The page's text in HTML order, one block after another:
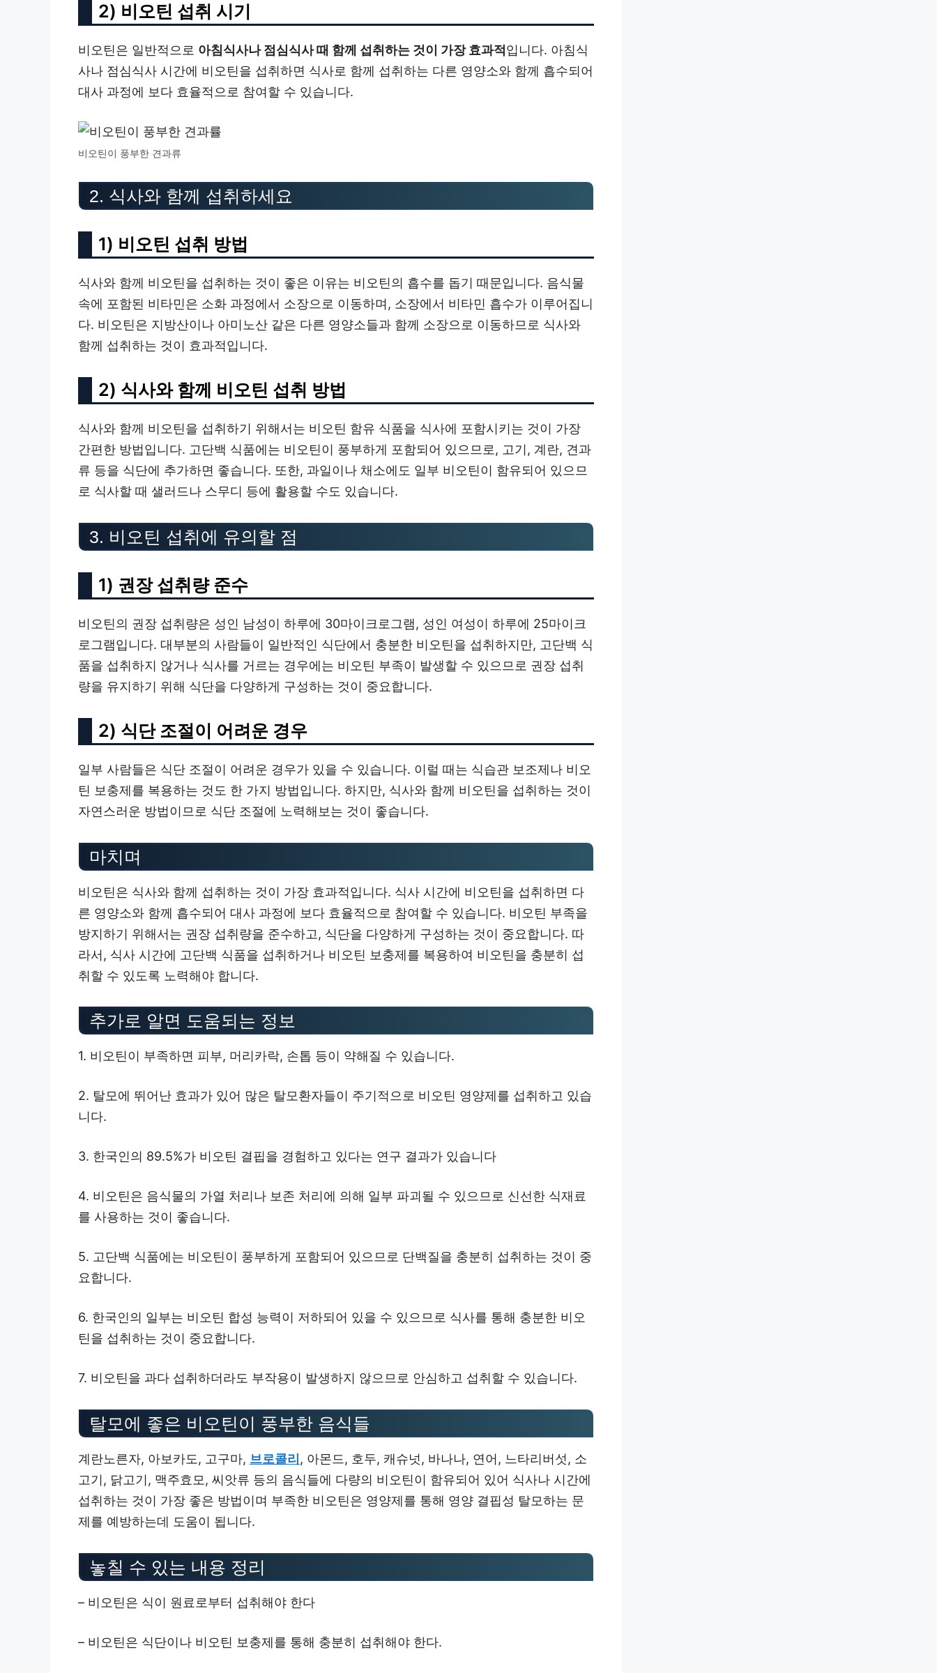
2) 비오틴 섭취 시기
비오틴은 일반적으로 아침식사나 점심식사 때 함께 섭취하는 것이 가장 효과적 입니다. 아침식
사나 점심식사 시간에 비오틴을 섭취하면 식사로 함께 섭취하는 다른 영양소와 함께 흡수되어
대사 과정에 보다 효율적으로 참여할 수 있습니다.
비오틴이 풍부한 견과류
2. 식사와 함께 섭취하세요
1) 비오틴 섭취 방법
식사와 함께 비오틴을 섭취하는 것이 좋은 이유는 비오틴의 흡수를 돕기 때문입니다. 음식물
속에 포함된 비타민은 소화 과정에서 소장으로 이동하며, 소장에서 비타민 흡수가 이루어집니
다. 비오틴은 지방산이나 아미노산 같은 다른 영양소들과 함께 소장으로 이동하므로 식사와
함께 섭취하는 것이 효과적입니다.
2) 식사와 함께 비오틴 섭취 방법
식사와 함께 비오틴을 섭취하기 위해서는 비오틴 함유 식품을 식사에 포함시키는 것이 가장
간편한 방법입니다. 고단백 식품에는 비오틴이 풍부하게 포함되어 있으므로, 고기, 계란, 견과
류 등을 식단에 추가하면 좋습니다. 또한, 과일이나 채소에도 일부 비오틴이 함유되어 있으므
로 식사할 때 샐러드나 스무디 등에 활용할 수도 있습니다.
3. 비오틴 섭취에 유의할 점
1) 권장 섭취량 준수
비오틴의 권장 섭취량은 성인 남성이 하루에 30마이크로그램, 성인 여성이 하루에 25마이크
로그램입니다. 대부분의 사람들이 일반적인 식단에서 충분한 비오틴을 섭취하지만, 고단백 식
품을 섭취하지 않거나 식사를 거르는 경우에는 비오틴 부족이 발생할 수 있으므로 권장 섭취
량을 유지하기 위해 식단을 다양하게 구성하는 것이 중요합니다.
2) 식단 조절이 어려운 경우
일부 사람들은 식단 조절이 어려운 경우가 있을 수 있습니다. 이럴 때는 식습관 보조제나 비오
틴 보충제를 복용하는 것도 한 가지 방법입니다. 하지만, 식사와 함께 비오틴을 섭취하는 것이
자연스러운 방법이므로 식단 조절에 노력해보는 것이 좋습니다.
마치며
비오틴은 식사와 함께 섭취하는 것이 가장 효과적입니다. 식사 시간에 비오틴을 섭취하면 다
른 영양소와 함께 흡수되어 대사 과정에 보다 효율적으로 참여할 수 있습니다. 비오틴 부족을
방지하기 위해서는 권장 섭취량을 준수하고, 식단을 다양하게 구성하는 것이 중요합니다. 따
라서, 식사 시간에 고단백 식품을 섭취하거나 비오틴 보충제를 복용하여 비오틴을 충분히 섭
취할 수 있도록 노력해야 합니다.
추가로 알면 도움되는 정보
1. 비오틴이 부족하면 피부, 머리카락, 손톱 등이 약해질 수 있습니다.
2. 탈모에 뛰어난 효과가 있어 많은 탈모환자들이 주기적으로 비오틴 영양제를 섭취하고 있습
니다.
3. 한국인의 89.5%가 비오틴 결핍을 경험하고 있다는 연구 결과가 있습니다
4. 비오틴은 음식물의 가열 처리나 보존 처리에 의해 일부 파괴될 수 있으므로 신선한 식재료
를 사용하는 것이 좋습니다.
5. 고단백 식품에는 비오틴이 풍부하게 포함되어 있으므로 단백질을 충분히 섭취하는 것이 중
요합니다.
6. 한국인의 일부는 비오틴 합성 능력이 저하되어 있을 수 있으므로 식사를 통해 충분한 비오
틴을 섭취하는 것이 중요합니다.
7. 비오틴을 과다 섭취하더라도 부작용이 발생하지 않으므로 안심하고 섭취할 수 있습니다.
탈모에 좋은 비오틴이 풍부한 음식들
계란노른자, 아보카도, 고구마, 브로콜리 , 아몬드, 호두, 캐슈넛, 바나나, 연어, 느타리버섯, 소
고기, 닭고기, 맥주효모, 씨앗류 등의 음식들에 다량의 비오틴이 함유되어 있어 식사나 시간에
섭취하는 것이 가장 좋은 방법이며 부족한 비오틴은 영양제를 통해 영양 결핍성 탈모하는 문
제를 예방하는데 도움이 됩니다.
놓칠 수 있는 내용 정리
– 비오틴은 식이 원료로부터 섭취해야 한다
– 비오틴은 식단이나 비오틴 보충제를 통해 충분히 섭취해야 한다.